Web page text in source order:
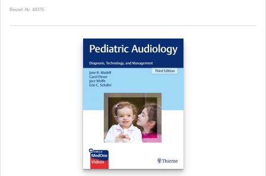
Bestell-Nr. 49376